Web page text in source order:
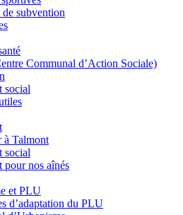
subvention
Communal d’Action Sociale)
social
à Talmont
social
pour nos aînés
et PLU
d’adaptation du PLU